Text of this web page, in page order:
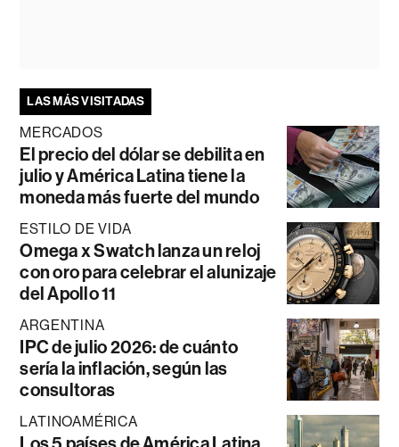
LAS MÁS VISITADAS
MERCADOS
El precio del dólar se debilita en
julio y América Latina tiene la
moneda más fuerte del mundo
ESTILO DE VIDA
Omega x Swatch lanza un reloj
con oro para celebrar el alunizaje
del Apollo 11
ARGENTINA
IPC de julio 2026: de cuánto
sería la inflación, según las
consultoras
LATINOAMÉRICA